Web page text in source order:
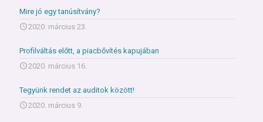
Mire jó egy tanúsítvány?
2020. március 23.
Profilváltás előtt, a piacbővítés kapujában
2020. március 16.
Tegyünk rendet az auditok között!
2020. március 9.